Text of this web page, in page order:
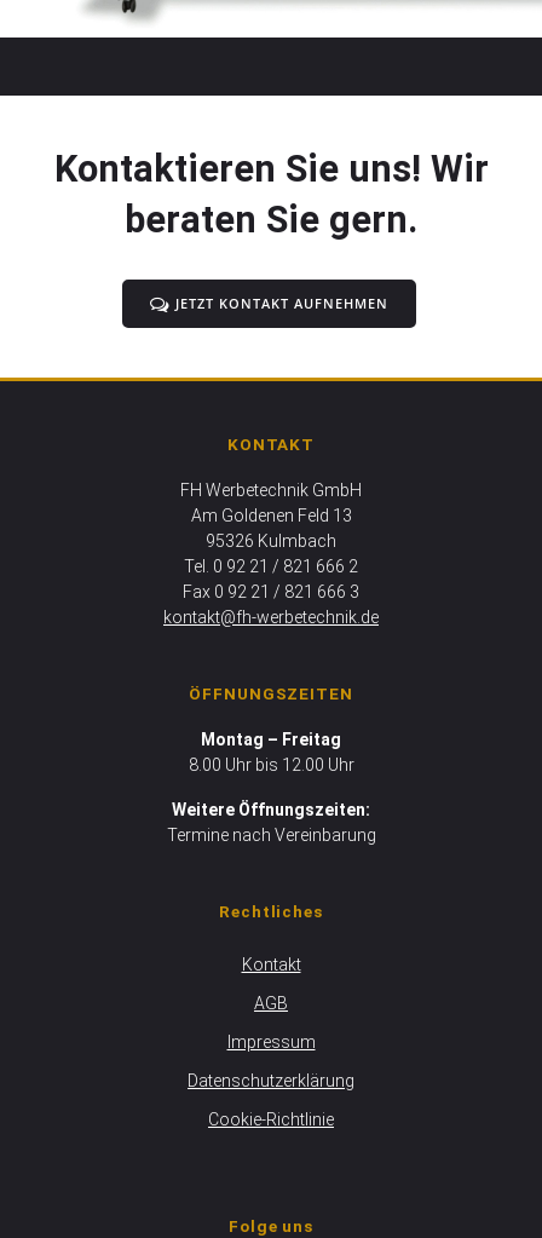
Kontaktieren Sie uns! Wir
beraten Sie gern.
JETZT KONTAKT AUFNEHMEN
KONTAKT
FH Werbetechnik GmbH
Am Goldenen Feld 13
95326 Kulmbach
Tel. 0 92 21 / 821 666 2
Fax 0 92 21 / 821 666 3
kontakt@fh-werbetechnik.de
ÖFFNUNGSZEITEN
Montag – Freitag
8.00 Uhr bis 12.00 Uhr
Weitere Öffnungszeiten:
Termine nach Vereinbarung
Rechtliches
Kontakt
AGB
Impressum
Datenschutzerklärung
Cookie-Richtlinie
Folge uns